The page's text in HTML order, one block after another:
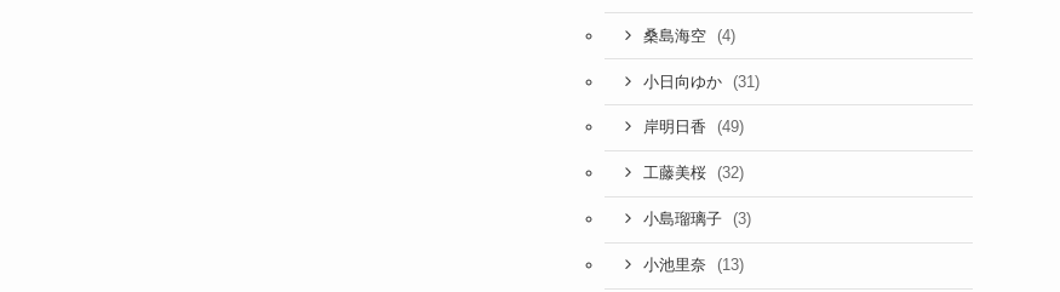
桑島海空 (4)
小日向ゆか (31)
岸明日香 (49)
工藤美桜 (32)
小島瑠璃子 (3)
小池里奈 (13)